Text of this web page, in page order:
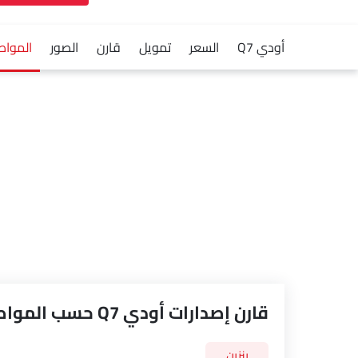
أودي Q7 السعر تمويل قارن الصور
قارن إصدارات أودي Q7 حسب المواصفات